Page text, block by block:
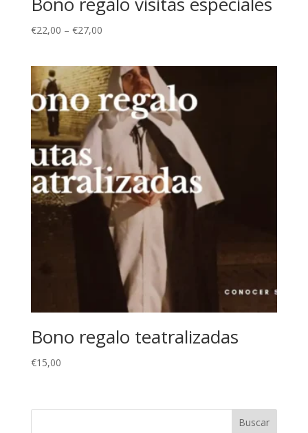
€22,00 – €27,00
Bono regalo teatralizadas
€15,00